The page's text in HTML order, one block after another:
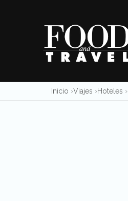
Inicio Viajes Hoteles